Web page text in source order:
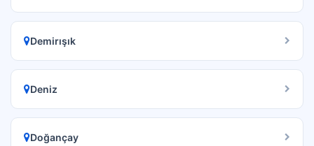
Demirışık
Deniz
Doğançay